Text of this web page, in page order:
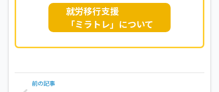
就労移行支援
「ミラトレ」について
前の記事